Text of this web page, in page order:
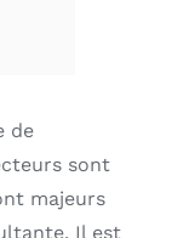
de
sont
majeurs
Il est